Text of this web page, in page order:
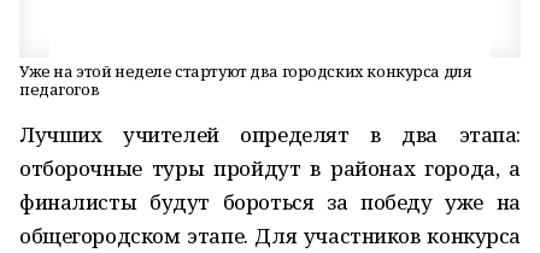
Уже на этой неделе стартуют два городских конкурса для
педагогов
Лучших учителей определят в два этапа:
отборочные туры пройдут в районах города, а
финалисты будут бороться за победу уже на
общегородском этапе. Для участников конкурса